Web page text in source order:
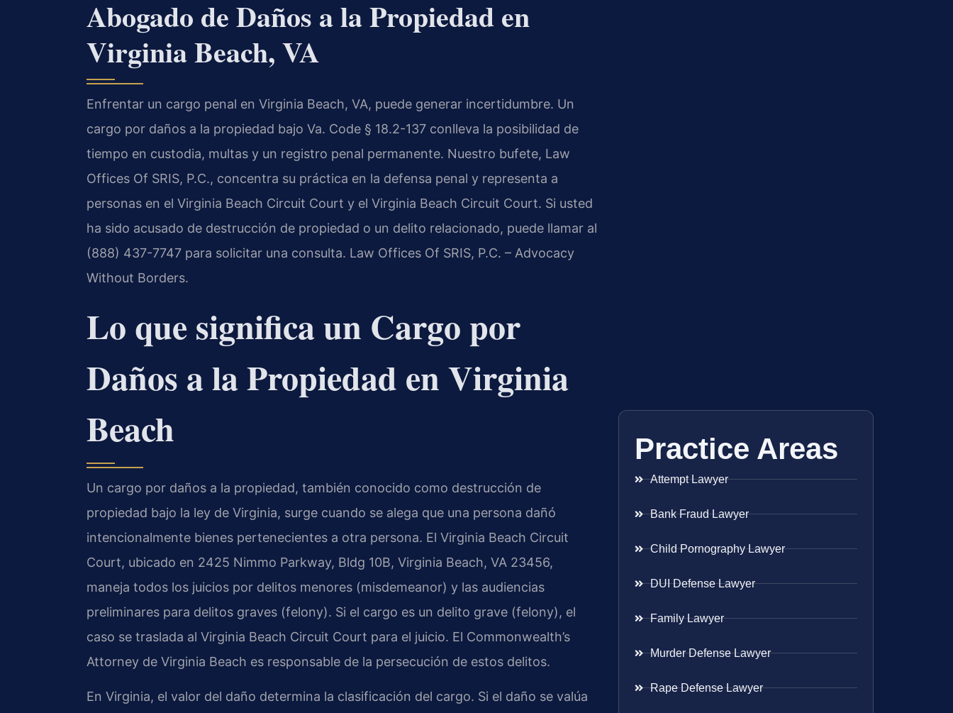
Abogado de Daños a la Propiedad en
Virginia Beach, VA
Enfrentar un cargo penal en Virginia Beach, VA, puede generar incertidumbre. Un
cargo por daños a la propiedad bajo Va. Code § 18.2-137 conlleva la posibilidad de
tiempo en custodia, multas y un registro penal permanente. Nuestro bufete, Law
Offices Of SRIS, P.C., concentra su práctica en la defensa penal y representa a
personas en el Virginia Beach Circuit Court y el Virginia Beach Circuit Court. Si usted
ha sido acusado de destrucción de propiedad o un delito relacionado, puede llamar al
(888) 437-7747 para solicitar una consulta. Law Offices Of SRIS, P.C. – Advocacy
Without Borders.
Lo que significa un Cargo por
Daños a la Propiedad en Virginia
Beach
Un cargo por daños a la propiedad, también conocido como destrucción de
propiedad bajo la ley de Virginia, surge cuando se alega que una persona dañó
intencionalmente bienes pertenecientes a otra persona. El Virginia Beach Circuit
Court, ubicado en 2425 Nimmo Parkway, Bldg 10B, Virginia Beach, VA 23456,
maneja todos los juicios por delitos menores (misdemeanor) y las audiencias
preliminares para delitos graves (felony). Si el cargo es un delito grave (felony), el
caso se traslada al Virginia Beach Circuit Court para el juicio. El Commonwealth’s
Attorney de Virginia Beach es responsable de la persecución de estos delitos.
En Virginia, el valor del daño determina la clasificación del cargo. Si el daño se valúa
Practice Areas
Attempt Lawyer
Bank Fraud Lawyer
Child Pornography Lawyer
DUI Defense Lawyer
Family Lawyer
Murder Defense Lawyer
Rape Defense Lawyer